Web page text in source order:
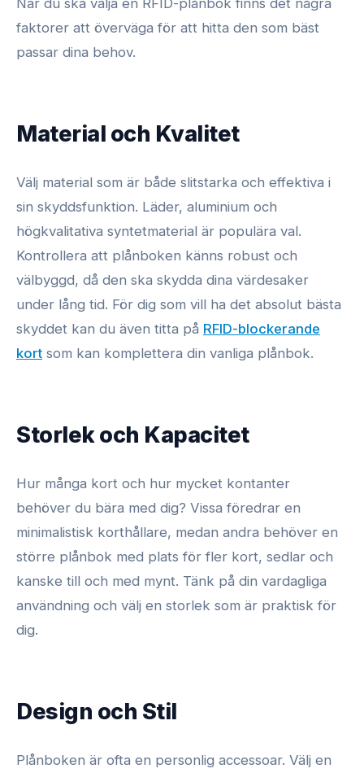
faktorer att överväga för att hitta den som bäst
passar dina behov.
Material och Kvalitet
Välj material som är både slitstarka och effektiva i
sin skyddsfunktion. Läder, aluminium och
högkvalitativa syntetmaterial är populära val.
Kontrollera att plånboken känns robust och
välbyggd, då den ska skydda dina värdesaker
under lång tid. För dig som vill ha det absolut bästa
skyddet kan du även titta på RFID-blockerande
kort som kan komplettera din vanliga plånbok.
Storlek och Kapacitet
Hur många kort och hur mycket kontanter
behöver du bära med dig? Vissa föredrar en
minimalistisk korthållare, medan andra behöver en
större plånbok med plats för fler kort, sedlar och
kanske till och med mynt. Tänk på din vardagliga
användning och välj en storlek som är praktisk för
dig.
Design och Stil
Plånboken är ofta en personlig accessoar. Välj en